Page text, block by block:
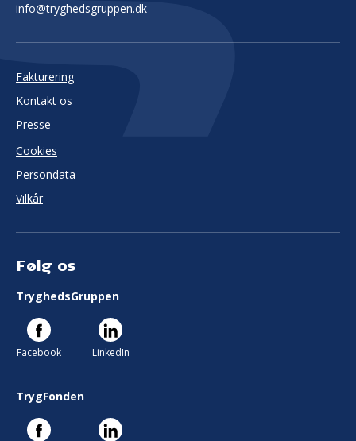
info@tryghedsgruppen.dk
Fakturering
Kontakt os
Presse
Cookies
Persondata
Vilkår
Følg os
TryghedsGruppen
Facebook LinkedIn
TrygFonden